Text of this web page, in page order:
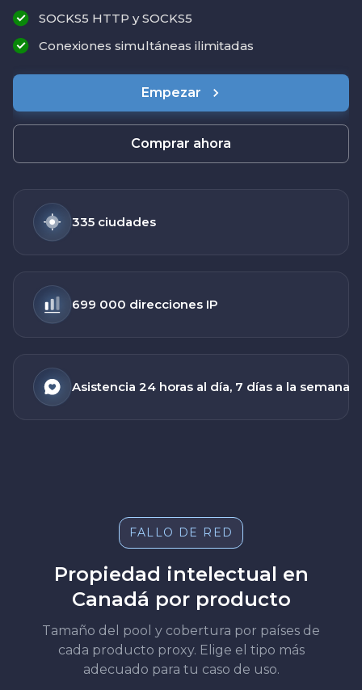
SOCKS5 HTTP y SOCKS5
Conexiones simultáneas ilimitadas
Empezar
Comprar ahora
335 ciudades
699 000 direcciones IP
Asistencia 24 horas al día, 7 días a la semana
FALLO DE RED
Propiedad intelectual en
Canadá por producto
Tamaño del pool y cobertura por países de
cada producto proxy. Elige el tipo más
adecuado para tu caso de uso.